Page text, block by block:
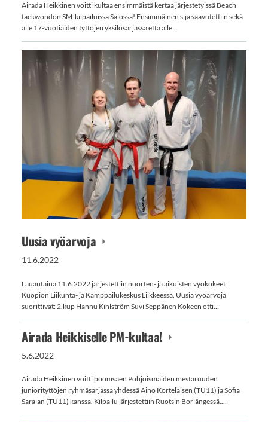
Airada Heikkinen voitti kultaa ensimmäistä kertaa järjestetyissä Beach
taekwondon SM-kilpailuissa Salossa! Ensimmäinen sija saavutettiin sekä
alle 17-vuotiaiden tyttöjen yksilösarjassa että alle…
Uusia vyöarvoja
11.6.2022
⁠⁠⁠⁠⁠⁠⁠Lauantaina 11.6.2022 järjestettiin nuorten- ja aikuisten vyökokeet
Kuopion Liikunta- ja Kamppailukeskus Liikkeessä. Uusia vyöarvoja
suorittivat: 2.kup Hannu Kihlström Suvi Seppänen Kokeen otti…
Airada Heikkiselle PM-kultaa!
5.6.2022
Airada Heikkinen voitti poomsaen Pohjoismaiden mestaruuden
juniorityttöjen ryhmäsarjassa yhdessä Aino Kortelaisen (TU11) ja Sofia
Saralan (TU11) kanssa. Kilpailu järjestettiin Ruotsin Borlängessä.…